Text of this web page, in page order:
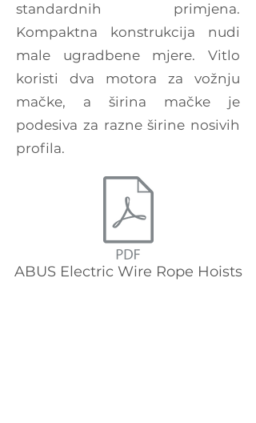
standardnih primjena.
Kompaktna konstrukcija nudi
male ugradbene mjere. Vitlo
koristi dva motora za vožnju
mačke, a širina mačke je
podesiva za razne širine nosivih
profila.
ABUS Electric Wire Rope Hoists